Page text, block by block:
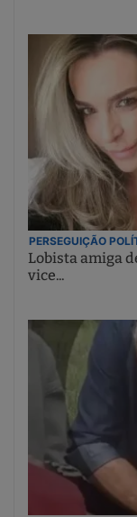
PERSEGUIÇÃO
Lobista amiga
vice...